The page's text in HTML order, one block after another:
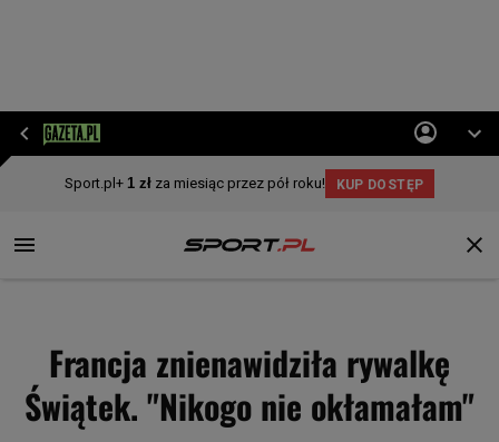
Francja znienawidziła rywalkę
Świątek. "Nikogo nie okłamałam"